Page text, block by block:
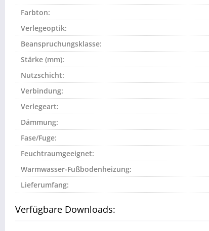
Farbton:
Verlegeoptik:
Beanspruchungsklasse:
Stärke (mm):
Nutzschicht:
Verbindung:
Verlegeart:
Dämmung:
Fase/Fuge:
Feuchtraumgeeignet:
Warmwasser-Fußbodenheizung:
Lieferumfang:
Verfügbare Downloads: